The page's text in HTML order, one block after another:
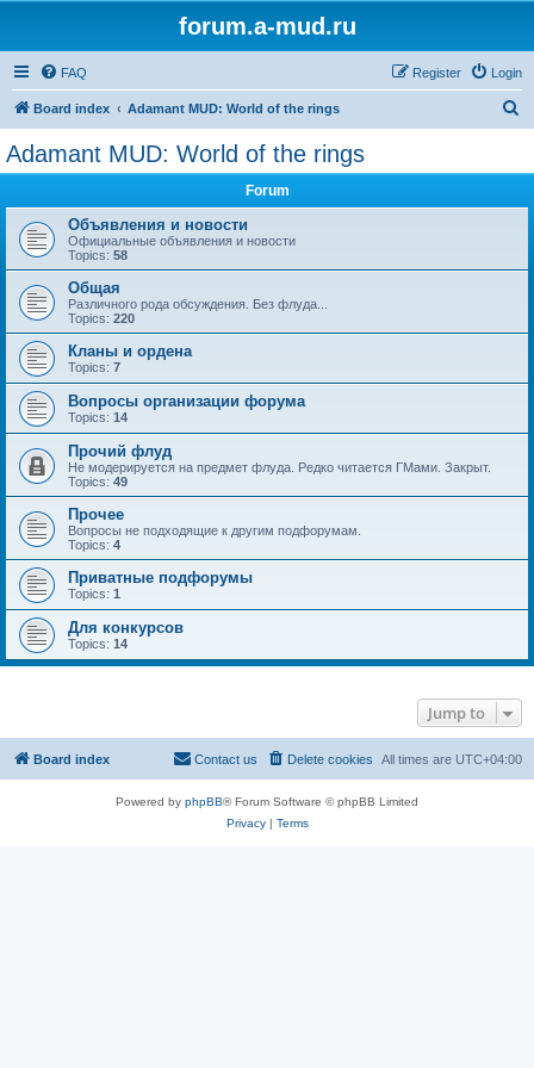
forum.a-mud.ru
FAQ Login
Register
Board index Adamant MUD: World of the rings
Adamant MUD: World of the rings
Forum
Объявления и новости
Официальные объявления и новости
Topics: 58
Общая
Различного рода обсуждения. Без флуда...
Topics: 220
Кланы и ордена
Topics: 7
Вопросы организации форума
Topics: 14
Прочий флуд
Не модерируется на предмет флуда. Редко читается ГМами. Закрыт.
Topics: 49
Прочее
Вопросы не подходящие к другим подфорумам.
Topics: 4
Приватные подфорумы
Topics: 1
Для конкурсов
Topics: 14
Jump to
Board index All times are UTC+04:00
Delete cookies
Contact us
Powered by phpBB® Forum Software © phpBB Limited
Privacy| Terms